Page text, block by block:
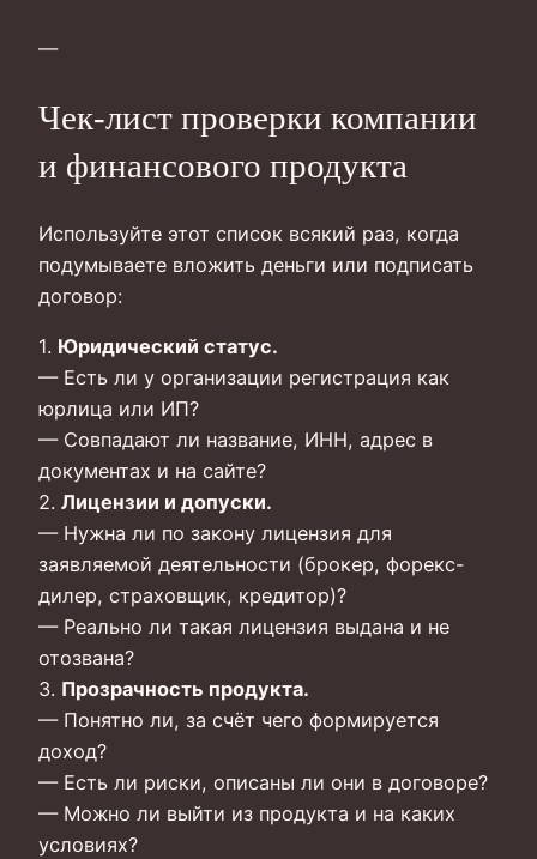
—
Чек-лист проверки компании
и финансового продукта
Используйте этот список всякий раз, когда
подумываете вложить деньги или подписать
договор:
1. Юридический статус.
— Есть ли у организации регистрация как
юрлица или ИП?
— Совпадают ли название, ИНН, адрес в
документах и на сайте?
2. Лицензии и допуски.
— Нужна ли по закону лицензия для
заявляемой деятельности (брокер, форекс-
дилер, страховщик, кредитор)?
— Реально ли такая лицензия выдана и не
отозвана?
3. Прозрачность продукта.
— Понятно ли, за счёт чего формируется
доход?
— Есть ли риски, описаны ли они в договоре?
— Можно ли выйти из продукта и на каких
условиях?